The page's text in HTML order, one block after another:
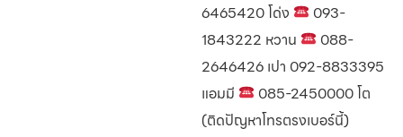
6465420 โด่ง
093-
1843222 หวาน
088-
2646426 เปา 092-8833395
แอมมี
085-2450000 โต
(ติดปัญหาโทรตรงเบอร์นี้)